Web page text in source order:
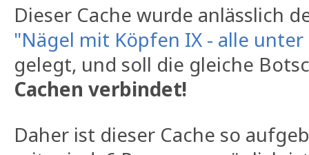
Dieser Cache wurde anlässlich
"Nägel mit Köpfen IX - alle
gelegt, und soll die gleiche
Cachen verbindet!
Daher ist dieser Cache so